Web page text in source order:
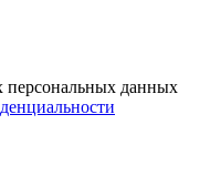
персональных данных